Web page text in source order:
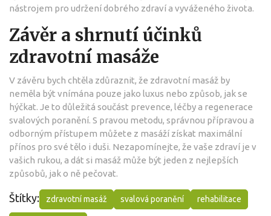
nástrojem pro udržení dobrého zdraví a vyváženého života.
Závěr a shrnutí účinků
zdravotní masáže
V závěru bych chtěla zdůraznit, že zdravotní masáž by
neměla být vnímána pouze jako luxus nebo způsob, jak se
hýčkat. Je to důležitá součást prevence, léčby a regenerace
svalových poranění. S pravou metodu, správnou přípravou a
odborným přístupem můžete z masáží získat maximální
přínos pro své tělo i duši. Nezapomínejte, že vaše zdraví je v
vašich rukou, a dát si masáž může být jeden z nejlepších
způsobů, jak o ně pečovat.
Štítky: zdravotní masáž svalová poranění rehabilitace